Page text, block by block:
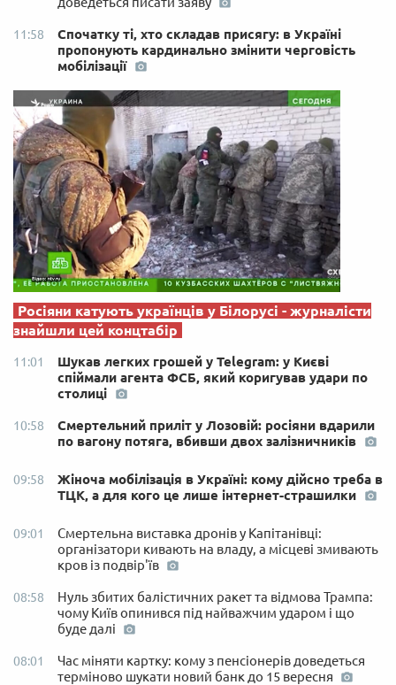
11:58
Спочатку ті, хто складав присягу: в Україні
пропонують кардинально змінити черговість
мобілізації
Росіяни катують українців у Білорусі - журналісти
знайшли цей концтабір
11:01
Шукав легких грошей у Telegram: у Києві
спіймали агента ФСБ, який коригував удари по
столиці
10:58
Смертельний приліт у Лозовій: росіяни вдарили
по вагону потяга, вбивши двох залізничників
09:58
Жіноча мобілізація в Україні: кому дійсно треба в
ТЦК, а для кого це лише інтернет-страшилки
09:01
Смертельна виставка дронів у Капітанівці:
організатори кивають на владу, а місцеві змивають
кров із подвір'їв
08:58
Нуль збитих балістичних ракет та відмова Трампа:
чому Київ опинився під найважчим ударом і що
буде далі
08:01
Час міняти картку: кому з пенсіонерів доведеться
терміново шукати новий банк до 15 вересня